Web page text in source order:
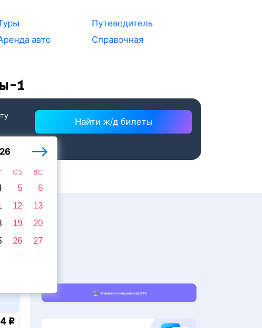
авто
Путеводитель
Справочная
1
СБ ВС
5
6
12
13
19
20
26
27
Найти ж/д билеты
₽